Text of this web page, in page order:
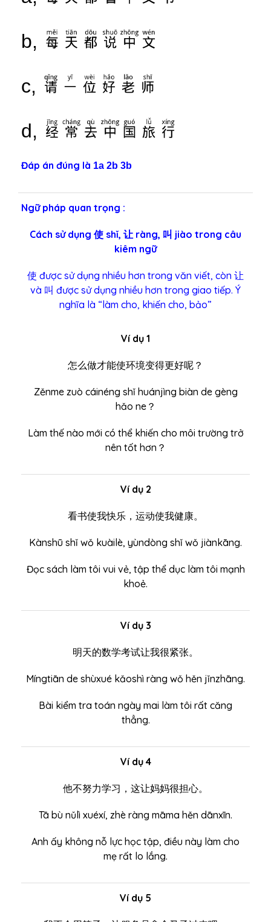
b, 每天都说中文
c, 请一位好老师
d, 经常去中国旅行
Đáp án đúng là 1a 2b 3b
Ngữ pháp quan trọng :
Cách sử dụng 使 shǐ, 让 ràng, 叫 jiào trong câu
kiêm ngữ
使 được sử dụng nhiều hơn trong văn viết, còn 让
và 叫 được sử dụng nhiều hơn trong giao tiếp. Ý
nghĩa là “làm cho, khiến cho, bảo”
Ví dụ 1
怎么做才能使环境变得更好呢？
Zěnme zuò cáinéng shǐ huánjìng biàn de gèng
hǎo ne？
Làm thế nào mới có thể khiến cho môi trường trở
nên tốt hơn？
Ví dụ 2
看书使我快乐，运动使我健康。
Kànshū shǐ wǒ kuàilè, yùndòng shǐ wǒ jiànkāng.
Đọc sách làm tôi vui vẻ, tập thể dục làm tôi mạnh
khoẻ.
Ví dụ 3
明天的数学考试让我很紧张。
Míngtiān de shùxué kǎoshì ràng wǒ hěn jǐnzhāng.
Bài kiểm tra toán ngày mai làm tôi rất căng
thẳng.
Ví dụ 4
他不努力学习，这让妈妈很担心。
Tā bù nǔlì xuéxí, zhè ràng māma hěn dānxīn.
Anh ấy không nỗ lực học tập, điều này làm cho
mẹ rất lo lắng.
Ví dụ 5